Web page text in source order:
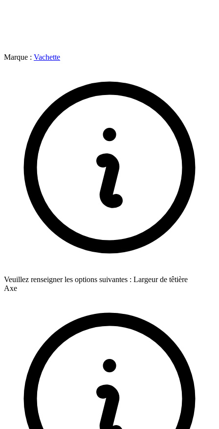
Marque : Vachette
Veuillez renseigner les options suivantes : Largeur de têtière
Axe